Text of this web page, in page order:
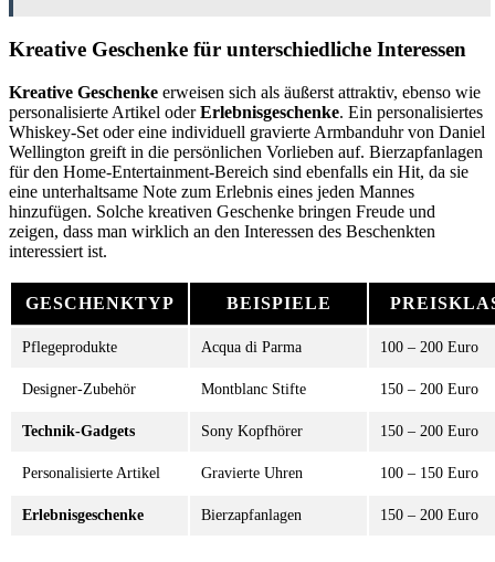
Kreative Geschenke für unterschiedliche Interessen
Kreative Geschenke erweisen sich als äußerst attraktiv, ebenso wie
personalisierte Artikel oderErlebnisgeschenke. Ein personalisiertes
Whiskey-Set oder eine individuell gravierte Armbanduhr von Daniel
Wellington greift in die persönlichen Vorlieben auf. Bierzapfanlagen
für den Home-Entertainment-Bereich sind ebenfalls ein Hit, da sie
eine unterhaltsame Note zum Erlebnis eines jeden Mannes
hinzufügen. Solche kreativen Geschenke bringen Freude und
zeigen, dass man wirklich an den Interessen des Beschenkten
interessiert ist.
GESCHENKTYP BEISPIELE
Pflegeprodukte Acqua di Parma 100 – 200 Euro
Designer-Zubehör Montblanc Stifte 150 – 200 Euro
Technik-Gadgets Sony Kopfhörer 150 – 200 Euro
Personalisierte Artikel Gravierte Uhren 100 – 150 Euro
Erlebnisgeschenke Bierzapfanlagen 150 – 200 Euro